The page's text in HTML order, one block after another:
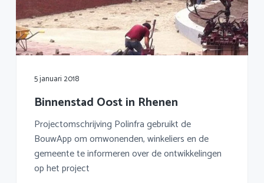
5 januari 2018
Binnenstad Oost in Rhenen
Projectomschrijving Polinfra gebruikt de
BouwApp om omwonenden, winkeliers en de
gemeente te informeren over de ontwikkelingen
op het project